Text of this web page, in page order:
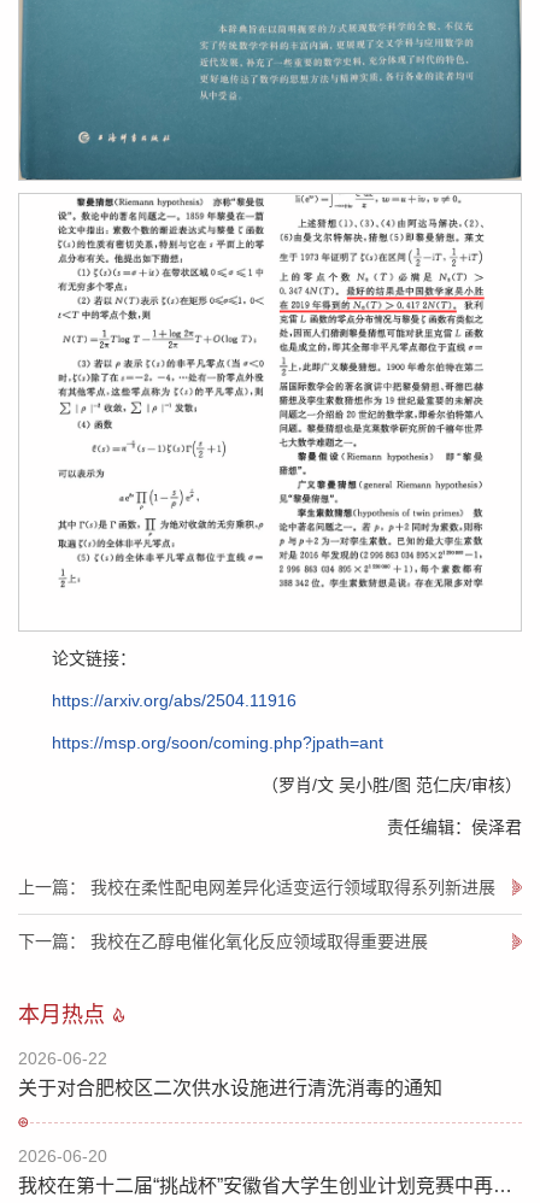
论文链接：
https://arxiv.org/abs/2504.11916
https://msp.org/soon/coming.php?jpath=ant
（罗肖/文 吴小胜/图 范仁庆/审核）
责任编辑：侯泽君
上一篇： 我校在柔性配电网差异化适变运行领域取得系列新进展
下一篇： 我校在乙醇电催化氧化反应领域取得重要进展
本月热点
2026-06-22
关于对合肥校区二次供水设施进行清洗消毒的通知
2026-06-20
我校在第十二届“挑战杯”安徽省大学生创业计划竞赛中再创佳绩